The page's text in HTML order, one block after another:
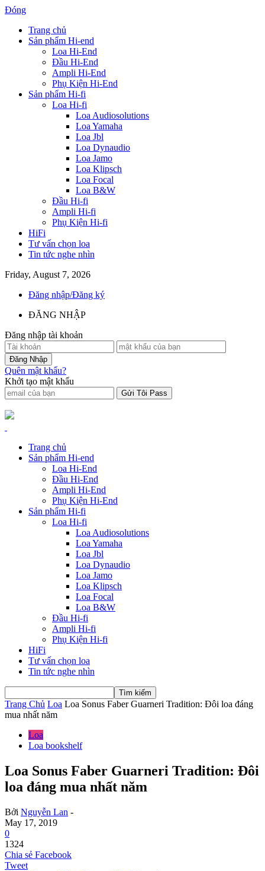
Đóng
Trang chủ
Sản phẩm Hi-end
Loa Hi-End
Đầu Hi-End
Ampli Hi-End
Phụ Kiện Hi-End
Sản phẩm Hi-fi
Loa Hi-fi
Loa Audiosolutions
Loa Yamaha
Loa Jbl
Loa Dynaudio
Loa Jamo
Loa Klipsch
Loa Focal
Loa B&W
Đầu Hi-fi
Ampli Hi-fi
Phụ Kiện Hi-fi
HiFi
Tư vấn chọn loa
Tin tức nghe nhìn
Friday, August 7, 2026
Đăng nhập/Đăng ký
ĐĂNG NHẬP
Đăng nhập tài khoản
Quên mật khẩu?
Khởi tạo mật khẩu
Trang chủ
Sản phẩm Hi-end
Loa Hi-End
Đầu Hi-End
Ampli Hi-End
Phụ Kiện Hi-End
Sản phẩm Hi-fi
Loa Hi-fi
Loa Audiosolutions
Loa Yamaha
Loa Jbl
Loa Dynaudio
Loa Jamo
Loa Klipsch
Loa Focal
Loa B&W
Đầu Hi-fi
Ampli Hi-fi
Phụ Kiện Hi-fi
HiFi
Tư vấn chọn loa
Tin tức nghe nhìn
Trang Chủ Loa Loa Sonus Faber Guarneri Tradition: Đôi loa đáng
mua nhất năm
Loa
Loa bookshelf
Loa Sonus Faber Guarneri Tradition: Đôi
loa đáng mua nhất năm
Bởi Nguyễn Lan -
May 17, 2019
0
1324
Chia sẻ Facebook
Tweet